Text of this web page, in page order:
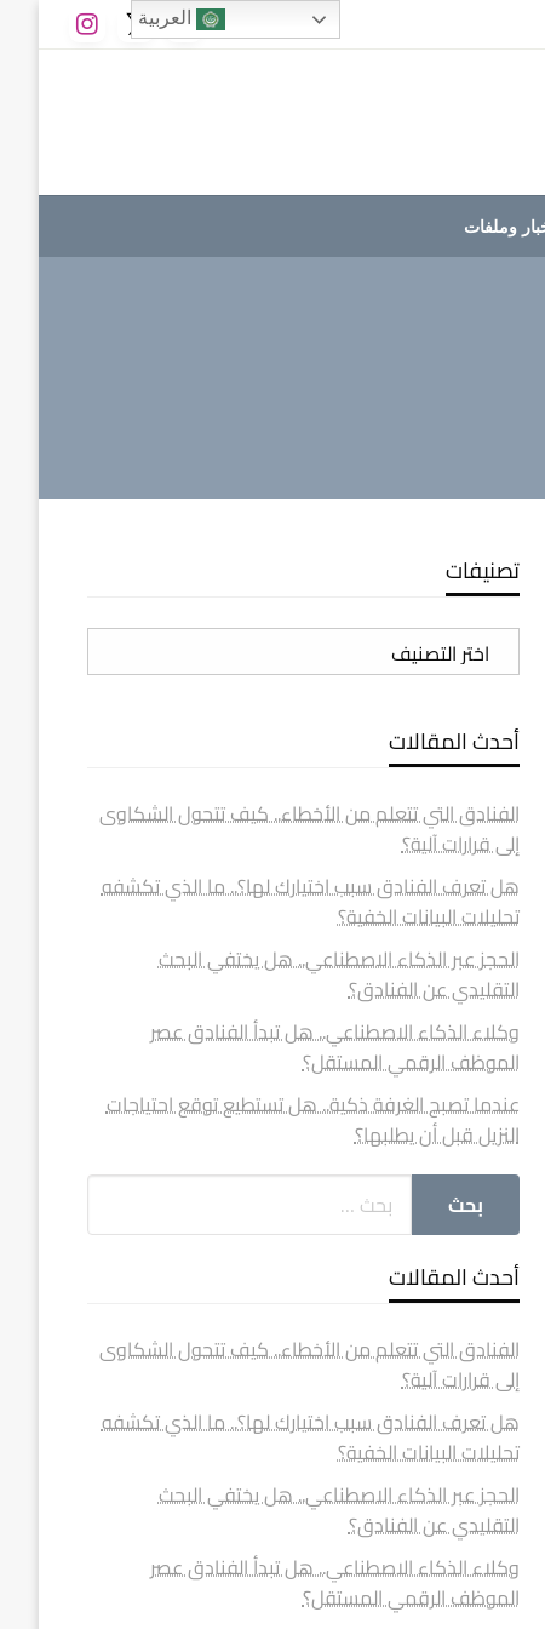
وملفات
تصنيفات
تصنيفات
أحدث المقالات
الفنادق التي تتعلم من الأخطاء.. كيف تتحول الشكاوى
إلى قرارات آلية؟
هل تعرف الفنادق سبب اختيارك لها؟.. ما الذي تكشفه
تحليلات البيانات الخفية؟
الحجز عبر الذكاء الاصطناعي.. هل يختفي البحث
التقليدي عن الفنادق؟
وكلاء الذكاء الاصطناعي.. هل تبدأ الفنادق عصر
الموظف الرقمي المستقل؟
عندما تصبح الغرفة ذكية.. هل تستطيع توقع احتياجات
النزيل قبل أن يطلبها؟
أحدث المقالات
الفنادق التي تتعلم من الأخطاء.. كيف تتحول الشكاوى
إلى قرارات آلية؟
هل تعرف الفنادق سبب اختيارك لها؟.. ما الذي تكشفه
تحليلات البيانات الخفية؟
الحجز عبر الذكاء الاصطناعي.. هل يختفي البحث
التقليدي عن الفنادق؟
وكلاء الذكاء الاصطناعي.. هل تبدأ الفنادق عصر
الموظف الرقمي المستقل؟
العربية